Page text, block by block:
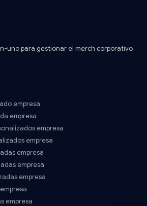
uno para gestionar el merch corporativo
empresa
empresa
empresa
empresa
empresa
empresa
empresa
empresa